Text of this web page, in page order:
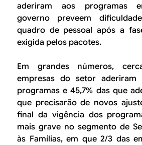
aderiram aos programas
governo preveem
quadro de pessoal após a
exigida pelos pacotes.
Em grandes números,
empresas do setor aderiram
programas e 45,7% das que
que precisarão de novos
final da vigência dos
mais grave no segmento de
às Famílias, em que 2/3 das